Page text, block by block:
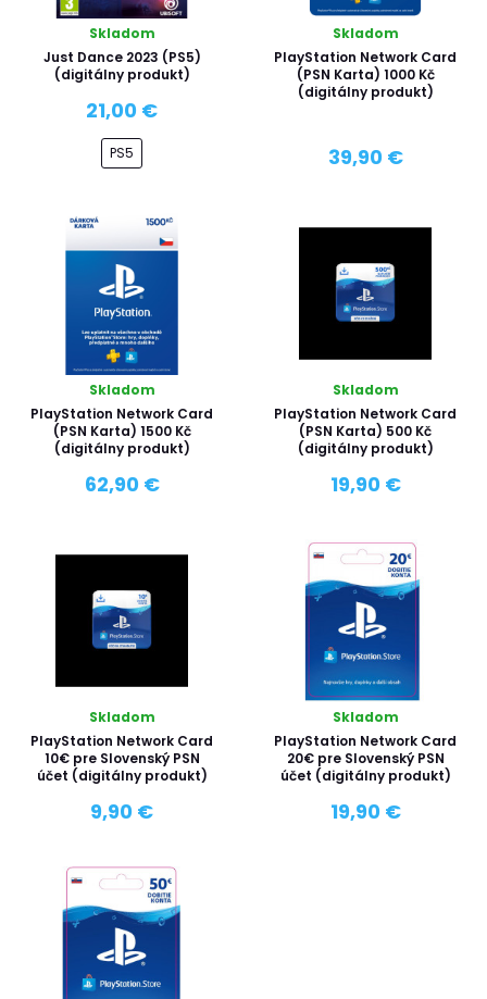
Skladom
Just Dance 2023 (PS5)
(digitálny produkt)
21,00 €
PS5
Skladom
PlayStation Network Card
(PSN Karta) 1000 Kč
(digitálny produkt)
39,90 €
Skladom
PlayStation Network Card
(PSN Karta) 1500 Kč
(digitálny produkt)
62,90 €
Skladom
PlayStation Network Card
(PSN Karta) 500 Kč
(digitálny produkt)
19,90 €
Skladom
PlayStation Network Card
10€ pre Slovenský PSN
účet (digitálny produkt)
9,90 €
Skladom
PlayStation Network Card
20€ pre Slovenský PSN
účet (digitálny produkt)
19,90 €